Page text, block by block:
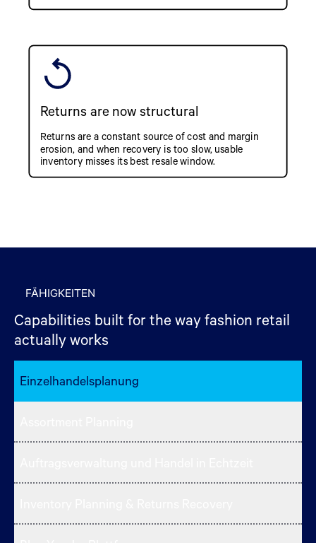
Returns are now structural
Returns are a constant source of cost and margin
erosion, and when recovery is too slow, usable
inventory misses its best resale window.
FÄHIGKEITEN
Capabilities built for the way fashion retail
actually works
Einzelhandelsplanung